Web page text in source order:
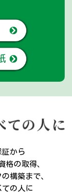
から
格の取得、
構築まで、
の人に